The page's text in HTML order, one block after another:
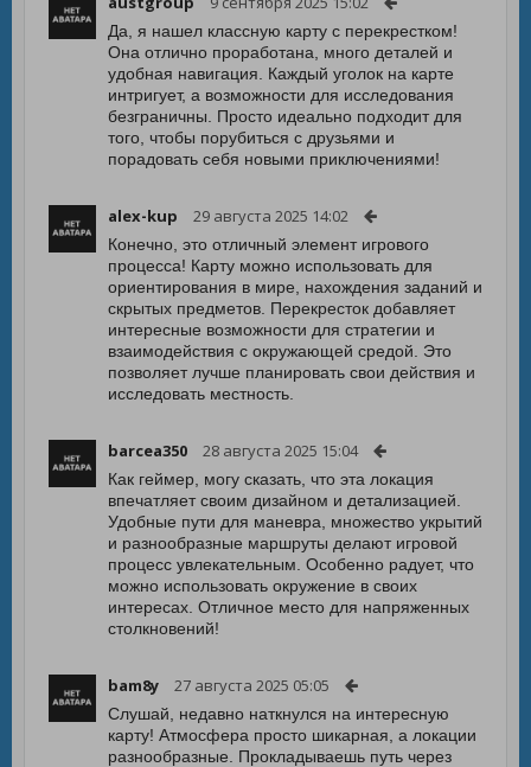
Да, я нашел классную карту с перекрестком!
Она отлично проработана, много деталей и
удобная навигация. Каждый уголок на карте
интригует, а возможности для исследования
безграничны. Просто идеально подходит для
того, чтобы порубиться с друзьями и
порадовать себя новыми приключениями!
alex-kup 29 августа 2025 14:02
Конечно, это отличный элемент игрового
процесса! Карту можно использовать для
ориентирования в мире, нахождения заданий и
скрытых предметов. Перекресток добавляет
интересные возможности для стратегии и
взаимодействия с окружающей средой. Это
позволяет лучше планировать свои действия и
исследовать местность.
barcea350 28 августа 2025 15:04
Как геймер, могу сказать, что эта локация
впечатляет своим дизайном и детализацией.
Удобные пути для маневра, множество укрытий
и разнообразные маршруты делают игровой
процесс увлекательным. Особенно радует, что
можно использовать окружение в своих
интересах. Отличное место для напряженных
столкновений!
bam8y 27 августа 2025 05:05
Слушай, недавно наткнулся на интересную
карту! Атмосфера просто шикарная, а локации
разнообразные. Прокладываешь путь через